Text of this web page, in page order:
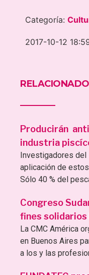
Categoría:
2017-10-12
Producirán
industria
Investigadores del
aplicación de
Sólo 40 % del
Congreso
fines solidarios
La CMC América
en Buenos Aires
a los y las